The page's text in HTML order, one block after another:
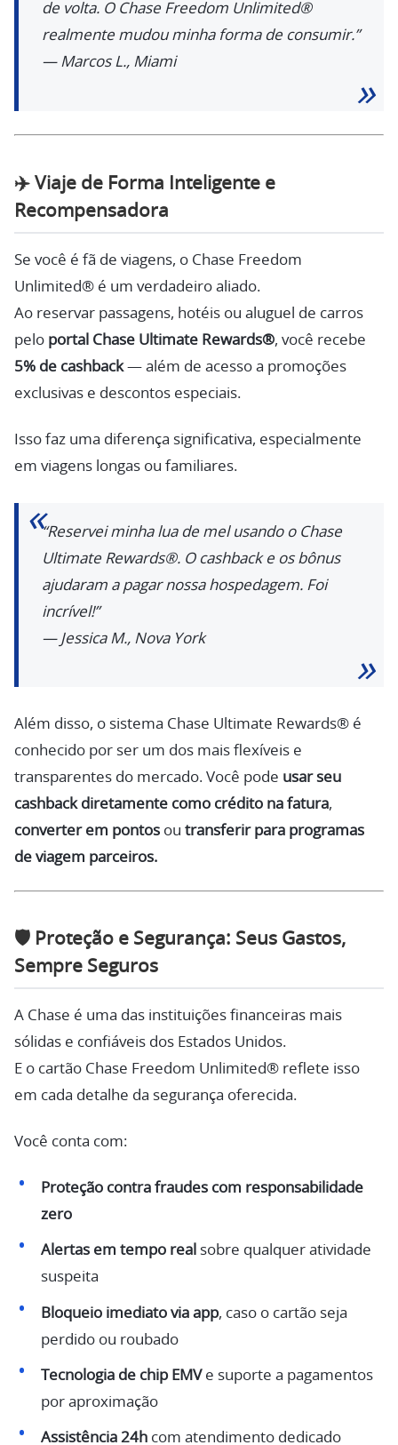
de volta. O Chase Freedom Unlimited®
realmente mudou minha forma de consumir.”
— Marcos L., Miami
✈️ Viaje de Forma Inteligente e
Recompensadora
Se você é fã de viagens, o Chase Freedom
Unlimited® é um verdadeiro aliado.
Ao reservar passagens, hotéis ou aluguel de carros
pelo portal Chase Ultimate Rewards®, você recebe
5% de cashback— além de acesso a promoções
exclusivas e descontos especiais.
Isso faz uma diferença significativa, especialmente
em viagens longas ou familiares.
“Reservei minha lua de mel usando o Chase
Ultimate Rewards®. O cashback e os bônus
ajudaram a pagar nossa hospedagem. Foi
incrível!”
— Jessica M., Nova York
Além disso, o sistema Chase Ultimate Rewards® é
conhecido por ser um dos mais flexíveis e
transparentes do mercado. Você pode usar seu
cashback diretamente como crédito na fatura,
converter em pontos ou transferir para programas
de viagem parceiros.
🛡️ Proteção e Segurança: Seus Gastos,
Sempre Seguros
A Chase é uma das instituições financeiras mais
sólidas e confiáveis dos Estados Unidos.
E o cartão Chase Freedom Unlimited® reflete isso
em cada detalhe da segurança oferecida.
Você conta com:
Proteção contra fraudes com responsabilidade
zero
Alertas em tempo real sobre qualquer atividade
suspeita
Bloqueio imediato via app, caso o cartão seja
perdido ou roubado
Tecnologia de chip EMVe suporte a pagamentos
por aproximação
Assistência 24hcom atendimento dedicado